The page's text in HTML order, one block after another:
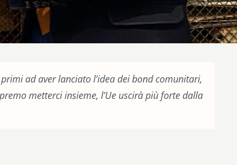
ad aver lanciato l’idea dei bond comunitari,
metterci insieme, l’Ue uscirà più forte dalla